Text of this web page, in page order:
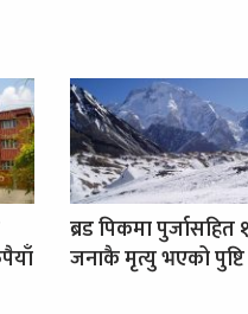
ब्रड पिकमा पुर्जासहित
जनाकै मृत्यु भएको पुष्टि